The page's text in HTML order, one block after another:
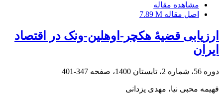
مشاهده مقاله
اصل مقاله 7.89 M
ارزیابی قضیۀ هکچر-اوهلین-ونک در اقتصاد
ایران
دوره 56، شماره 2، تابستان 1400، صفحه 347-401
فهیمه محبی نیا، مهدی یزدانی